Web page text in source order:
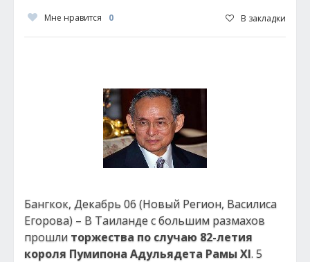
Мне нравится 0 В закладки
Бангкок, Декабрь 06 (Новый Регион, Василиса
Егорова) – В Таиланде с большим размахов
прошли торжества по случаю 82-летия
короля Пумипона Адульядета Рамы ХІ. 5